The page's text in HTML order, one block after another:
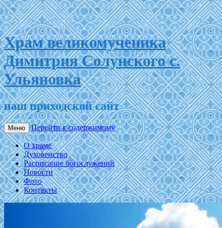
Храм великомученика
Димитрия Солунского с.
Ульяновка
наш приходской сайт
Меню Перейти к содержимому
О храме
Духовенство
Расписание богослужений
Новости
Фото
Контакты